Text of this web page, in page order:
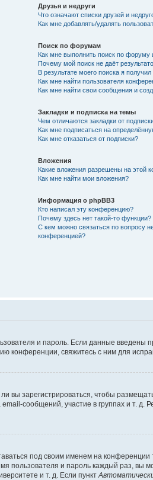
Друзья и недруги
Что означают списки друзей и
Как мне добавлять/удалять
Поиск по форумам
Как мне выполнить поиск по
Почему мой поиск не даёт
В результате моего поиска я
Как мне найти пользователя
Как мне найти свои сообщения и
Закладки и подписка на темы
Чем отличаются закладки от
Как мне подписаться на
Как мне отказаться от подписки?
Вложения
Какие вложения разрешены на этой
Как мне найти мои вложения?
Информация о phpBB3
Кто написал эту конференцию?
Почему здесь нет такой-то функции?
С кем можно связаться по вопросу
конференцией?
и пароль. Если данные
конференции, свяжитесь с ним для
вы зарегистрироваться, чтобы
сообщений, участие в группах и т. д.
под своим именем на конференции
пользователя и пароль каждый раз,
и т. д. Если пункт